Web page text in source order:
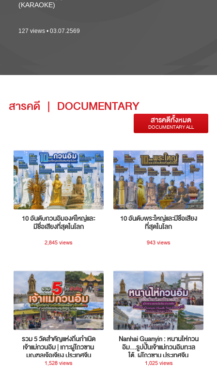
(KARAOKE)
127 views • 03.07.2569
สารคดี | DOCUMENTARY
สารคดีทั้งหมด
DOCUMENTARY ALL
10 อันดับกวนอิมองค์ใหญ่และ
มีชื่อเสียงที่สุดในโลก
2,845 views
10 อันดับพระใหญ่และมีชื่อเสียง
ที่สุดในโลก
943 views
รวม 5 วัดสำคัญแห่งถิ่นกำเนิด
เจ้าแม่กวนอิม | เกาะผู่โถวซาน
มณฑลเจ้อเจียง ประเทศจีน
1,528 views
Nanhai Guanyin : หนานไห่กวน
อิม...รูปปั้นเจ้าแม่กวนอิมทะเล
ใต้, ผู่โถวซาน ประเทศจีน
1,025 views